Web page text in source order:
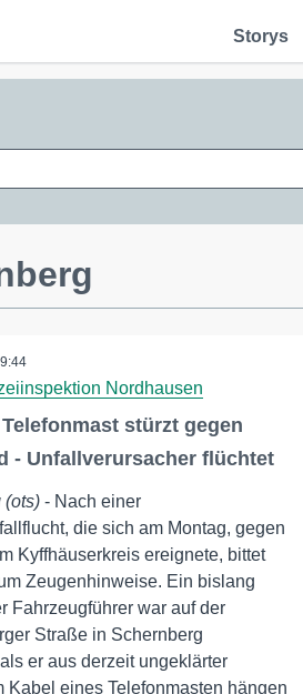
Storys
Nordhausen
stürzt gegen
- Unfallverursacher flüchtet
(ots)- Nach einer
die sich am Montag, gegen
Kyffhäuserkreis ereignete, bittet
Zeugenhinweise. Ein bislang
Fahrzeugführer war auf der
Straße in Schernberg
er aus derzeit ungeklärter
Kabel eines Telefonmasten hängen